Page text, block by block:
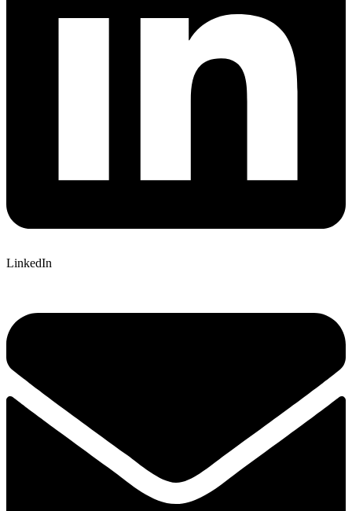
LinkedIn